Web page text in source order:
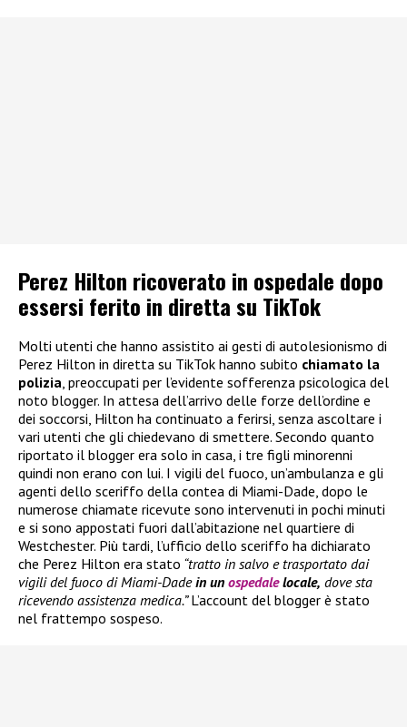
Perez Hilton ricoverato in ospedale dopo
essersi ferito in diretta su TikTok
Molti utenti che hanno assistito ai gesti di autolesionismo di
Perez Hilton in diretta su TikTok hanno subito chiamato la
polizia , preoccupati per l’evidente sofferenza psicologica del
noto blogger. In attesa dell’arrivo delle forze dell’ordine e
dei soccorsi, Hilton ha continuato a ferirsi, senza ascoltare i
vari utenti che gli chiedevano di smettere. Secondo quanto
riportato il blogger era solo in casa, i tre figli minorenni
quindi non erano con lui. I vigili del fuoco, un’ambulanza e gli
agenti dello sceriffo della contea di Miami-Dade, dopo le
numerose chiamate ricevute sono intervenuti in pochi minuti
e si sono appostati fuori dall’abitazione nel quartiere di
Westchester. Più tardi, l’ufficio dello sceriffo ha dichiarato
che Perez Hilton era stato “tratto in salvo e trasportato dai
vigili del fuoco di Miami-Dadein un ospedalelocale, dove sta
ricevendo assistenza medica.”L’account del blogger è stato
nel frattempo sospeso.